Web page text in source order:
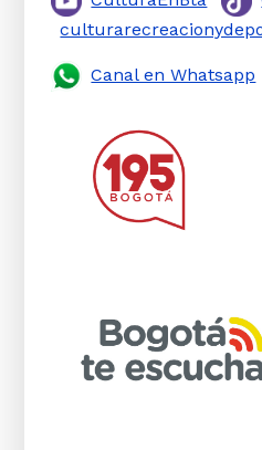
Canal en Whatsapp